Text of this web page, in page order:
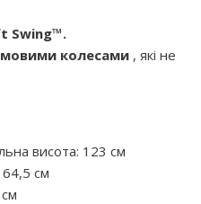
Swing™.
колесами , які не
висота: 123 см
см